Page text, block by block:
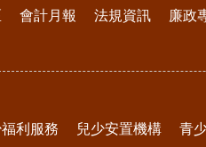
會計月報 法規資訊 廉政
利服務 兒少安置機構 青